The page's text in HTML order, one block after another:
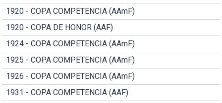
1920 - COPA COMPETENCIA (AAmF)
1920 - COPA DE HONOR (AAF)
1924 - COPA COMPETENCIA (AAmF)
1925 - COPA COMPETENCIA (AAmF)
1926 - COPA COMPETENCIA (AAmF)
1931 - COPA COMPETENCIA (AAF)